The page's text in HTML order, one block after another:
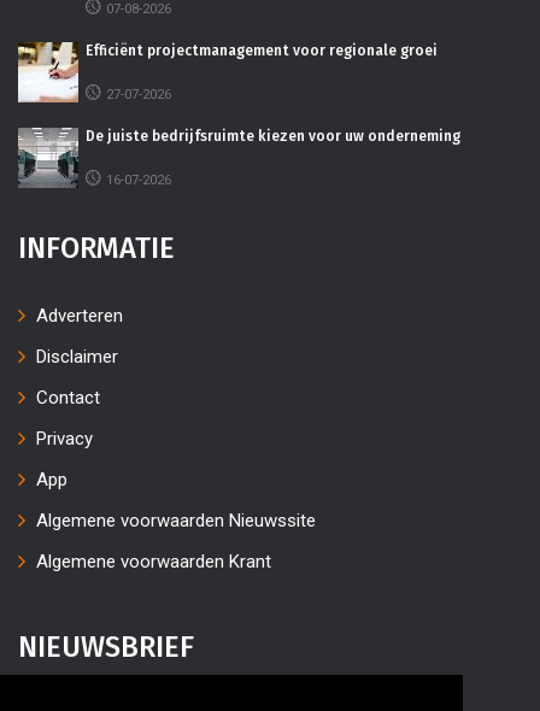
07-08-2026
Efficiënt projectmanagement voor regionale groei
27-07-2026
De juiste bedrijfsruimte kiezen voor uw onderneming
16-07-2026
INFORMATIE
Adverteren
Disclaimer
Contact
Privacy
App
Algemene voorwaarden Nieuwssite
Algemene voorwaarden Krant
NIEUWSBRIEF